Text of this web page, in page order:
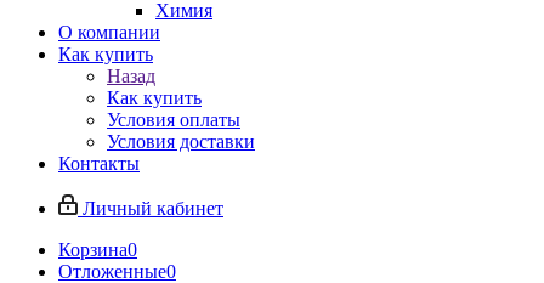
Химия
О компании
Как купить
Назад
Как купить
Условия оплаты
Условия доставки
Контакты
Личный кабинет
Корзина0
Отложенные0